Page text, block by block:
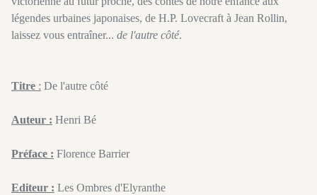
légendes urbaines japonaises, de H.P. Lovecraft à Jean Rollin,
laissez vous entraîner... de l'autre côté.
Titre : De l'autre côté
Auteur : Henri Bé
Préface : Florence Barrier
Editeur : Les Ombres d'Elyranthe